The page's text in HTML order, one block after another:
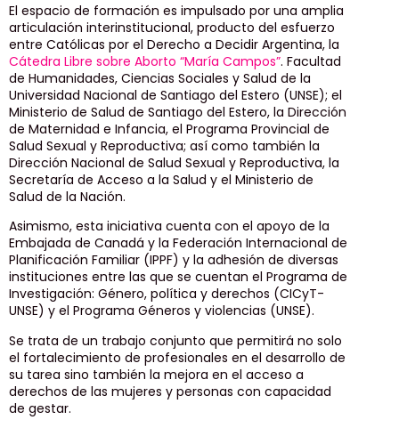
El espacio de formación es impulsado por una amplia
articulación interinstitucional, producto del esfuerzo
entre Católicas por el Derecho a Decidir Argentina, la
Cátedra Libre sobre Aborto “María Campos”. Facultad
de Humanidades, Ciencias Sociales y Salud de la
Universidad Nacional de Santiago del Estero (UNSE); el
Ministerio de Salud de Santiago del Estero, la Dirección
de Maternidad e Infancia, el Programa Provincial de
Salud Sexual y Reproductiva; así como también la
Dirección Nacional de Salud Sexual y Reproductiva, la
Secretaría de Acceso a la Salud y el Ministerio de
Salud de la Nación.
Asimismo, esta iniciativa cuenta con el apoyo de la
Embajada de Canadá y la Federación Internacional de
Planificación Familiar (IPPF) y la adhesión de diversas
instituciones entre las que se cuentan el Programa de
Investigación: Género, política y derechos (CICyT-
UNSE) y el Programa Géneros y violencias (UNSE).
Se trata de un trabajo conjunto que permitirá no solo
el fortalecimiento de profesionales en el desarrollo de
su tarea sino también la mejora en el acceso a
derechos de las mujeres y personas con capacidad
de gestar.